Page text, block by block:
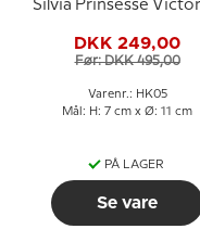
Silvia Prinsesse
DKK 249,00
Før: DKK 495,00
Varenr.: HK05
Mål: H: 7 cm x Ø: 11 cm
PÅ LAGER
Se vare